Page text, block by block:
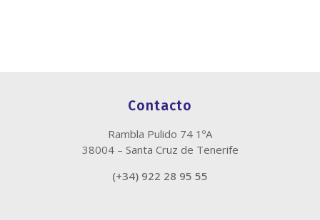
Contacto
Rambla Pulido 74 1ºA
38004 – Santa Cruz de Tenerife
(+34) 922 28 95 55